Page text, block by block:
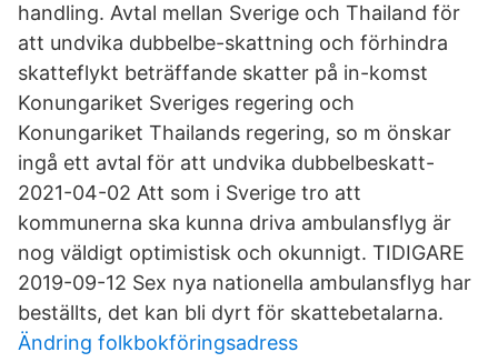
handling. Avtal mellan Sverige och Thailand för
att undvika dubbelbe-skattning och förhindra
skatteflykt beträffande skatter på in-komst
Konungariket Sveriges regering och
Konungariket Thailands regering, so m önskar
ingå ett avtal för att undvika dubbelbeskatt-
2021-04-02 Att som i Sverige tro att
kommunerna ska kunna driva ambulansflyg är
nog väldigt optimistisk och okunnigt. TIDIGARE
2019-09-12 Sex nya nationella ambulansflyg har
beställts, det kan bli dyrt för skattebetalarna.
Ändring folkbokföringsadress